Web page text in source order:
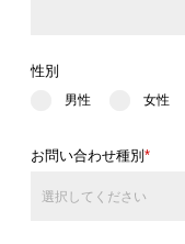
性別
男性 女性
お問い合わせ種別 *